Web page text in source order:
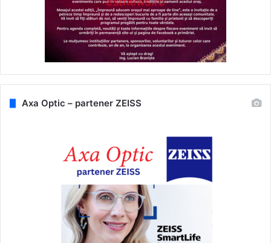
Axa Optic – partener ZEISS